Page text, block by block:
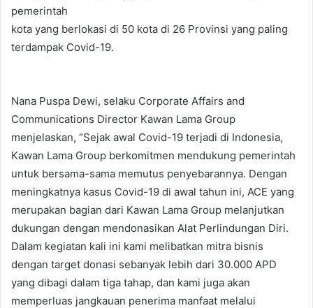
pemerintah
kota yang berlokasi di 50 kota di 26 Provinsi yang paling
terdampak Covid-19.
Nana Puspa Dewi, selaku Corporate Affairs and
Communications Director Kawan Lama Group
menjelaskan, “Sejak awal Covid-19 terjadi di Indonesia,
Kawan Lama Group berkomitmen mendukung pemerintah
untuk bersama-sama memutus penyebarannya. Dengan
meningkatnya kasus Covid-19 di awal tahun ini, ACE yang
merupakan bagian dari Kawan Lama Group melanjutkan
dukungan dengan mendonasikan Alat Perlindungan Diri.
Dalam kegiatan kali ini kami melibatkan mitra bisnis
dengan target donasi sebanyak lebih dari 30.000 APD
yang dibagi dalam tiga tahap, dan kami juga akan
memperluas jangkauan penerima manfaat melalui